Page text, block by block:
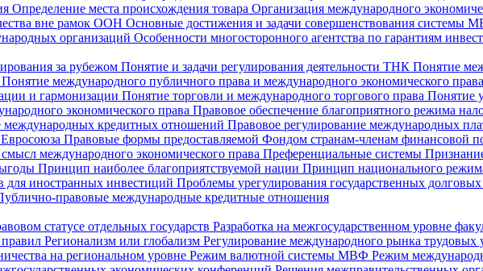
Определение места происхождения товара Организация международного
вне рамок ООН Основные достижения и задачи совершенствования системы
организаций Особенности многосторонного агентства по гарантиям
за рубежом Понятие и задачи регулирования деятельности ТНК Понятие
Понятие международного публичного права и международного экономического права
и гармонизации Понятие торговли и международного торгового права Понятие
экономического права Правовое обеспечение благоприятного режима
международных кредитных отношений Правовое регулирование международных
Правовые формы предоставляемой Фондом странам-членам финансовой
международного экономического права Преференциальные системы
Принцип наиболее благоприятствуемой нации Принцип национального
иностранных инвестиций Проблемы урегулирования государственных
правовые международные кредитные отношения
статусе отдельных государств Разработка на межгосударственном уровне
правил Регионализм или глобализм Регулирование международного рынка трудовых
на региональном уровне Режим валютной системы МВФ Режим